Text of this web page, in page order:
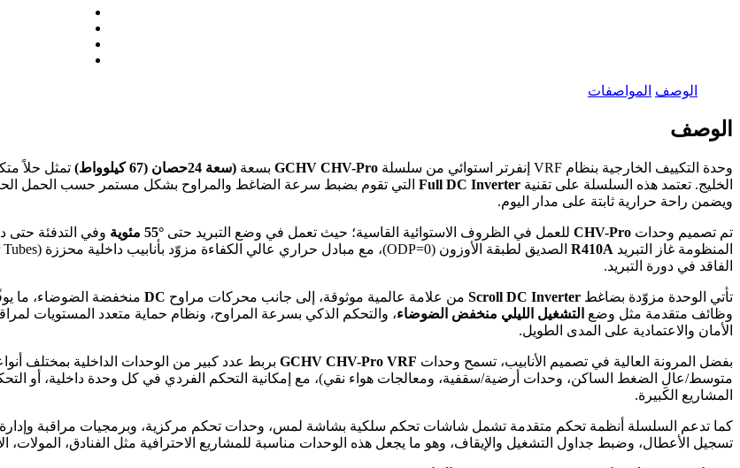
Pro
سعة
24
حصان
الوصف المواصفات
الوصف
وحدة التكييف الخارجية بنظام VRF إنفرتر استوائي من سلسلة GCHV CHV-Pro بسعة (سعة 24حصان (67 كيلوواط)
تمثل حلاً
الخليج. تعتمد هذه السلسلة على تقنية Full DC Inverter التي تقوم بضبط سرعة الضاغط والمراوح بشكل مستمر حسب الحمل
ويضمن راحة حرارية ثابتة على مدار اليوم.
تم تصميم وحدات CHV-Pro للعمل في الظروف الاستوائية القاسية؛ حيث تعمل في وضع التبريد حتى °55 مئوية
وفي التدفئة حتى
المنظومة غاز التبريد R410A
الفاقد في دورة التبريد.
تأتي الوحدة مزوّدة بضاغط Scroll DC Inverter من علامة عالمية موثوقة، إلى جانب محركات مراوح DC منخفضة الضوضاء، ما
وظائف متقدمة مثل وضع التشغيل الليلي منخفض الضوضاء، والتحكم الذكي بسرعة المراوح، ونظام حماية متعدد المستويات
الأمان والاعتمادية على المدى الطويل.
بفضل المرونة العالية في تصميم الأنابيب، تسمح وحدات GCHV CHV-Pro VRF
متوسط/عالِ الضغط الساكن، وحدات أرضية/سقفية، ومعالجات هواء نقي)، مع إمكانية التحكم الفردي في كل وحدة داخلية، أو
المشاريع الكبيرة.
كما تدعم السلسلة أنظمة تحكم متقدمة تشمل شاشات تحكم سلكية بشاشة لمس، وحدات تحكم مركزية، وبرمجيات مراقبة وإدارة عن
تسجيل الأعطال، وضبط جداول التشغيل والإيقاف، وهو ما يجعل هذه الوحدات مناسبة للمشاريع الاحترافية مثل الفنادق، المولات،